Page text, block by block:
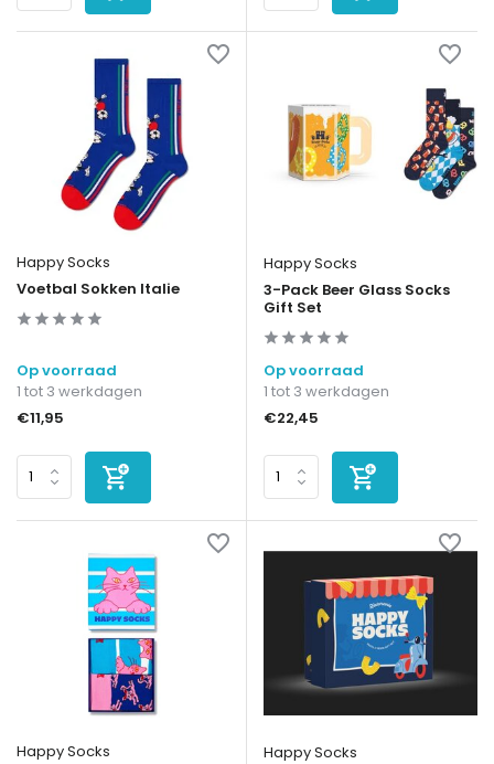
Happy Socks
Voetbal Sokken Italie
Op voorraad
1 tot 3 werkdagen
€11,95
Happy Socks
3-Pack Beer Glass Socks
Gift Set
Op voorraad
1 tot 3 werkdagen
€22,45
Happy Socks
Happy Socks